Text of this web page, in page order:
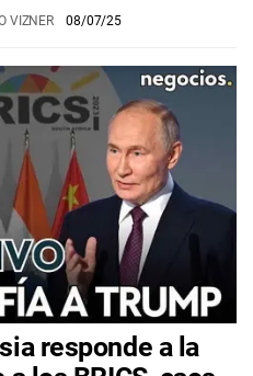
VIZNER 08/07/25
responde a la